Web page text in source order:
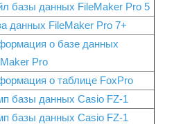
базы данных FileMaker Pro 5
данных FileMaker Pro 7+
о базе данных
Pro
о таблице FoxPro
базы данных Casio FZ-1
базы данных Casio FZ-1